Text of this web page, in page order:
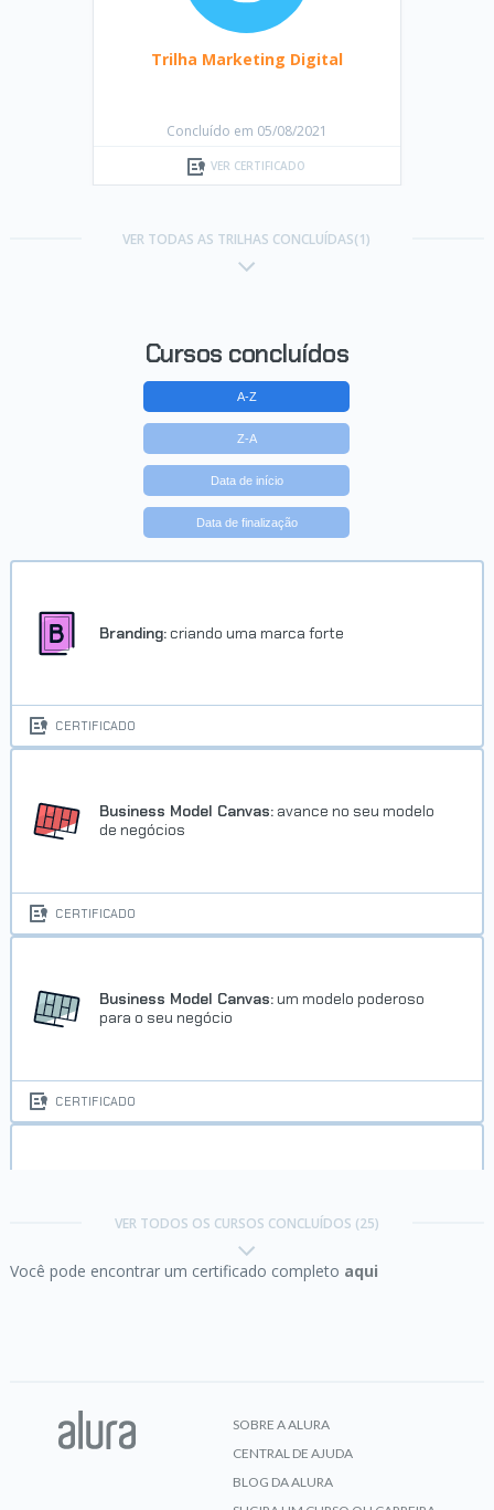
Trilha Marketing Digital
Concluído em 05/08/2021
VER CERTIFICADO
VER TODAS AS TRILHAS CONCLUÍDAS(1)
Cursos concluídos
A-Z
Z-A
Data de início
Data de finalização
Branding: criando uma marca forte
CERTIFICADO
Business Model Canvas: avance no seu modelo
de negócios
CERTIFICADO
Business Model Canvas: um modelo poderoso
para o seu negócio
CERTIFICADO
VER TODOS OS CURSOS CONCLUÍDOS (25)
Você pode encontrar um certificado completo aqui
SOBRE A ALURA
CENTRAL DE AJUDA
BLOG DA ALURA